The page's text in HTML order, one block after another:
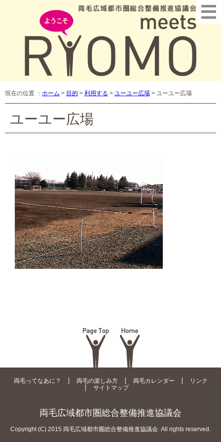
現在の位置 ： ホーム > 目的 > 利用する > ユーユー広場 > ユーユー広場
ユーユー広場
両毛ってなあに？ 両毛の楽しみ方 両毛カレンダー
リンク
サイトマップ
両毛広域都市圏総合整備推進協議会
Copyright (C) 2015 両毛広域都市圏総合整備推進協議会. All rights reserved.